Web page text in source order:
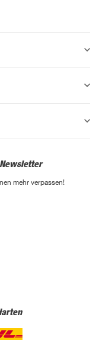
mehr verpassen!